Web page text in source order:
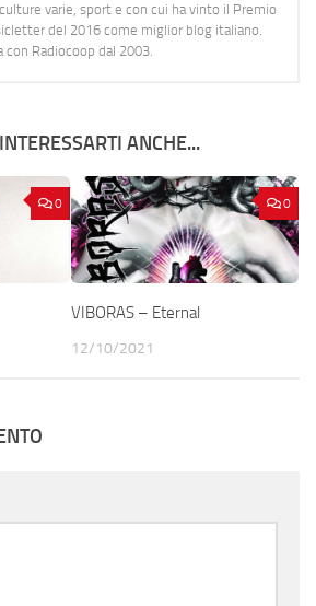
varie, sport e con cui ha vinto il Premio
del 2016 come miglior blog italiano.
con Radiocoop dal 2003.
ANCHE...
0 0
VIBORAS – Eternal
12/10/2021